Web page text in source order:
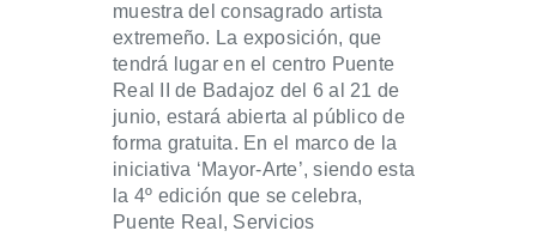
muestra del consagrado artista
extremeño. La exposición, que
tendrá lugar en el centro Puente
Real II de Badajoz del 6 al 21 de
junio, estará abierta al público de
forma gratuita. En el marco de la
iniciativa ‘Mayor-Arte’, siendo esta
la 4º edición que se celebra,
Puente Real, Servicios